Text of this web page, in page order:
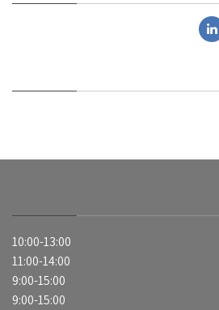
10:00-13:00
11:00-14:00
9:00-15:00
9:00-15:00